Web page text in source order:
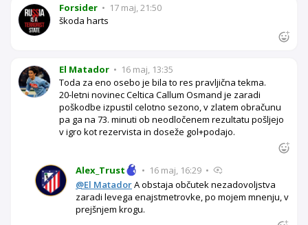
Forsider • 17 maj, 21:50
škoda harts
El Matador • 16 maj, 13:35
Toda za eno osebo je bila to res pravljična tekma.
20-letni novinec Celtica Callum Osmand je zaradi
poškodbe izpustil celotno sezono, v zlatem obračunu
pa ga na 73. minuti ob neodločenem rezultatu pošljejo
v igro kot rezervista in doseže gol+podajo.
Alex_Trust • 16 maj, 16:29 •
@El MatadorA obstaja občutek nezadovoljstva
zaradi levega enajstmetrovke, po mojem mnenju, v
prejšnjem krogu.